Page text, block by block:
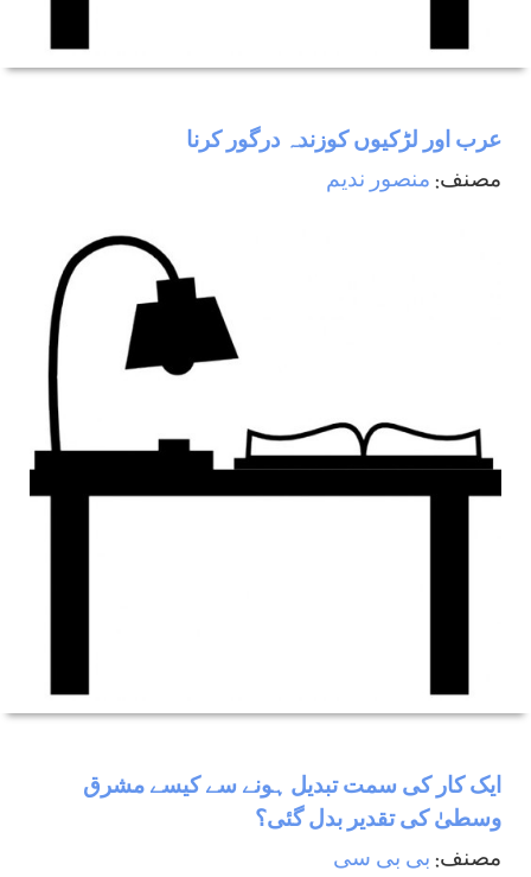
عرب اور لڑكيوں كوزندہ درگور كرنا
مصنف: منصور ندیم
ایک کار کی سمت تبدیل ہونے سے کیسے مشرق
وسطیٰ کی تقدیر بدل گئی؟
مصنف: بی بی سی